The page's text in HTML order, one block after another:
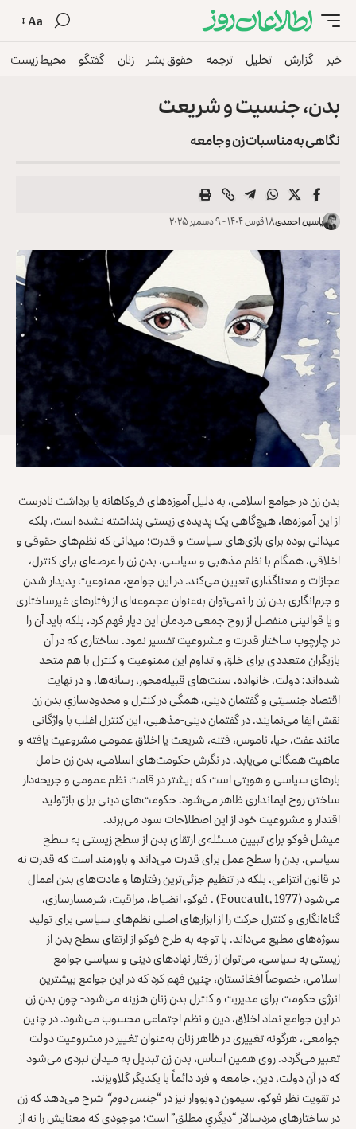
Aa
خبر گزارش تحلیل ترجمه حقوق بشر زنان گفتگو محیط زیست
بدن، جنسیت و شریعت
نگاهی به مناسبات زن و جامعه
یاسین احمدی۱۸ قوس ۱۴۰۴ - ۹ دسمبر ۲۰۲۵
بدن زن در جوامع اسلامی، به دلیل آموزه‌های فروکاهانه یا برداشت نادرست
از این آموزه‌ها، هیچ‌گاهی یک پدیده‌ی زیستی پنداشته نشده است، بلکه
میدانی بوده برای بازی‌های سیاست و قدرت؛ میدانی که نظم‌های حقوقی و
اخلاقی، همگام با نظم مذهبی و سیاسی، بدن زن را عرصه‌ای برای کنترل،
مجازات و معناگذاری تعیین می‌کند. در این جوامع، ممنوعیت پدیدار شدن
و جرم‌انگاری بدن زن را نمی‌توان به‌عنوان مجموعه‌ای از رفتارهای غیرساختاری
و یا قوانینی منفصل از روح جمعی مردمان این دیار فهم کرد، بلکه باید آن را
در چارچوب ساختار قدرت و مشروعیت تفسیر نمود. ساختاری که در آن
بازیگران متعددی برای خلق و تداوم این ممنوعیت و کنترل با هم متحد
شده‌اند: دولت، خانواده، سنت‌های قبیله‌محور، رسانه‌ها، و در نهایت
اقتصاد جنسیتی و گفتمان دینی، همگی در کنترل و محدودسازیِ بدن زن
نقش ایفا می‌نمایند. در گفتمان دینی-مذهبی، این کنترل اغلب با واژگانی
مانند عفت، حیا، ناموس، فتنه، شریعت یا اخلاق عمومی مشروعیت یافته و
ماهیت همگانی می‌یابد. در نگرش حکومت‌های اسلامی، بدن زن حامل
بارهای سیاسی و هویتی است که بیشتر در قامت نظم عمومی و جریحه‌دار
ساختن روح ایمانداری ظاهر می‌شود. حکومت‌های دینی برای بازتولید
اقتدار و مشروعیت خود از این اصطلاحات سود می‌برند.
میشل فوکو برای تبیین مسئله‌ی ارتقای بدن از سطح زیستی به سطح
سیاسی، بدن را سطح عمل برای قدرت می‌داند و باورمند است که قدرت نه
در قانون انتزاعی، بلکه در تنظیم جزئی‌ترین رفتارها و عادت‌های بدن اعمال
می‌شود (Foucault, 1977) . فوکو، انضباط، مراقبت، شرمسارسازی،
گناه‌انگاری و کنترل حرکت را از ابزارهای اصلی نظم‌های سیاسی برای تولید
سوژه‌های مطیع می‌داند. با توجه به طرح فوکو از ارتقای سطح بدن از
زیستی به سیاسی، می‌توان از رفتار نهادهای دینی و سیاسی جوامع
اسلامی، خصوصاً افغانستان، چنین فهم کرد که در این جوامع بیشترین
انرژی حکومت برای مدیریت و کنترل بدن زنان هزینه می‌شود- چون بدن زن
در این جوامع نماد اخلاق، دین و نظم اجتماعی محسوب می‌شود. در چنین
جوامعی، هرگونه تغییری در ظاهر زنان به‌عنوان تغییر در مشروعیت دولت
تعبیر می‌گردد. روی همین اساس، بدن زن تبدیل به میدان نبردی می‌شود
که در آن دولت، دین، جامعه و فرد دائماً با یکدیگر گلاویزند.
در تقویت نظر فوکو، سیمون دوبووار نیز در “جنس دوم“ شرح می‌دهد که زن
در ساختارهای مردسالار “دیگریِ مطلق” است؛ موجودی که معنایش را نه از